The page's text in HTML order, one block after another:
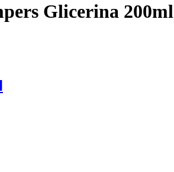
Glicerina 200ml